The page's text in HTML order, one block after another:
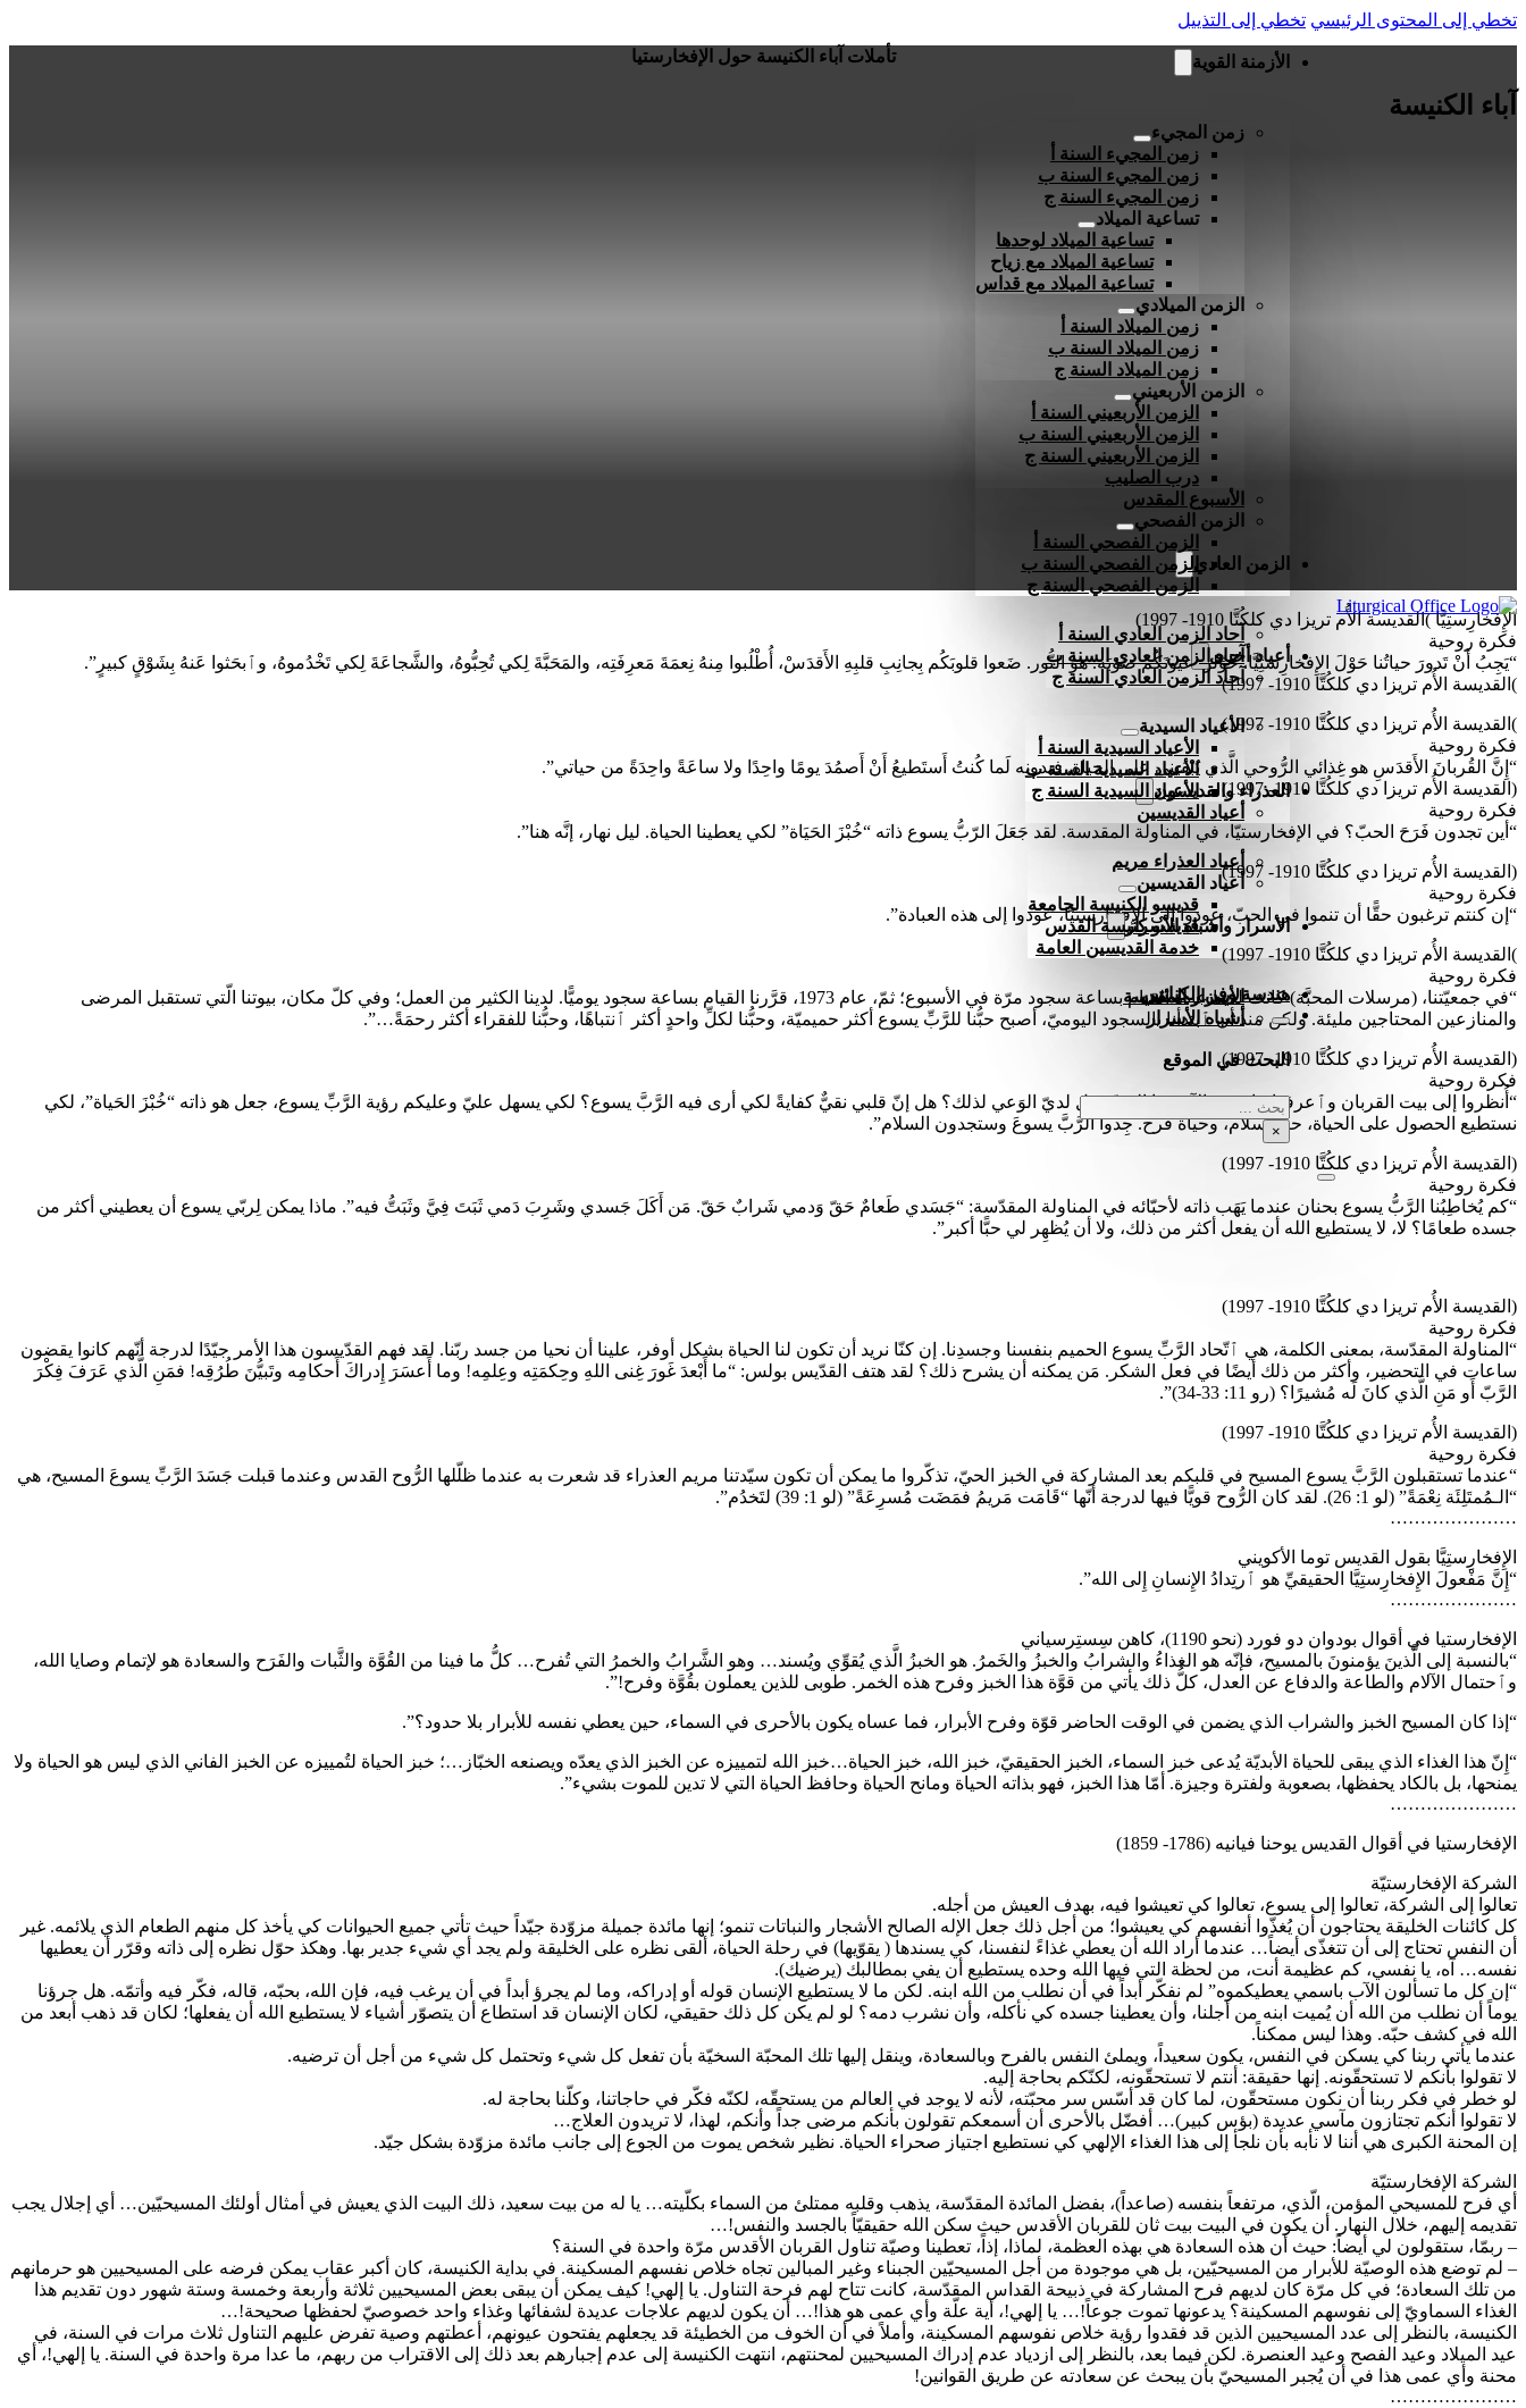
تخطي إلى المحتوى الرئيسي تخطي إلى التذييل
الأزمنة القوية
زمن المجيء
زمن المجيء السنة أ
زمن المجيء السنة ب
زمن المجيء السنة ج
تساعية الميلاد
تساعية الميلاد لوحدها
تساعية الميلاد مع زياح
تساعية الميلاد مع قداس
الزمن الميلادي
زمن الميلاد السنة أ
زمن الميلاد السنة ب
زمن الميلاد السنة ج
الزمن الأربعيني
الزمن الأربعيني السنة أ
الزمن الأربعيني السنة ب
الزمن الأربعيني السنة ج
درب الصليب
الأسبوع المقدس
الزمن الفصحي
الزمن الفصحي السنة أ
الزمن الفصحي السنة ب
الزمن الفصحي السنة ج
الزمن العادي
آحاد الزمن العادي السنة أ
آحاد الزمن العادي السنة ب
آحاد الزمن العادي السنة ج
أعياد أخرى
الأعياد السيدية
الأعياد السيدية السنة أ
الأعياد السيدية السنة ب
الأعياد السيدية السنة ج
أعياد القديسين
العذراء والقديسون
أعياد العذراء مريم
أعياد القديسين
قديسو الكنيسة الجامعة
قديسو كنيسة القدس
خدمة القديسين العامة
الأسرار وأشباه الأسرار
الأسرار المقدسة
أشباه الأسرار
هندسة وفن الكنائس
البحث في الموقع
بحث
×
تأملات آباء الكنيسة حول الإفخارستيا
آباء الكنيسة
الإِفخارِستِيَّا )القديسة الأُم تريزا دي كلكُتَّا 1910- 1997)
فكرة روحية
“يَجِبُ أَنْ تَدورَ حياتُنا حَوْلَ الإِفخارِستِيَّا. حَوِّلوا عيونَكُم صَوْبَه. هوَ النُّور. ضَعوا قلوبَكُم بِجانِبِ قلبِهِ الأَقدَسْ، أُطْلُبوا مِنهُ نِعمَةَ مَعرِفَتِه، والمَحَبَّةَ لِكي تُحِبُّوهُ، والشَّجاعَةَ لِكي تَخْدُموهُ، وٱبحَثوا عَنهُ بِشَوْقٍ كبيرٍ”.
)القديسة الأُم تريزا دي كلكُتَّا 1910- 1997)
)القديسة الأُم تريزا دي كلكُتَّا 1910- 1997)
فكرة روحية
“إِنَّ القُربانَ الأَقدَسِ هو غِذائي الرُّوحي الَّذي يُبْقيني على الحياة. فبدونِه لَما كُنتُ أَستَطيعُ أَنْ أَصمُدَ يومًا واحِدًا ولا ساعَةً واحِدَةً من حياتي”.
(القديسة الأُم تريزا دي كلكُتَّا 1910- 1997)
فكرة روحية
“أين تجدون فَرَحَ الحبّ؟ في الإفخارستيّا، في المناولة المقدسة. لقد جَعَلَ الرّبُّ يسوع ذاته “خُبْزَ الحَيَاة” لكي يعطينا الحياة. ليل نهار، إنَّه هنا”.
(القديسة الأُم تريزا دي كلكُتَّا 1910- 1997)
فكرة روحية
“إن كنتم ترغبون حقًّا أن تنموا في الحبّ، عودوا إلى الإفخارستيّا، عودوا إلى هذه العبادة”.
)القديسة الأُم تريزا دي كلكُتَّا 1910- 1997)
فكرة روحية
“في جمعيّتنا، (مرسلات المحبَّة) كانت لدينا عادة القيام بساعة سجود مرّة في الأسبوع؛ ثمّ، عام 1973، قرَّرنا القيام بساعة سجود يوميًّا. لدينا الكثير من العمل؛ وفي كلّ مكان، بيوتنا الّتي تستقبل المرضى
والمنازعين المحتاجين مليئة. ولكن منذ أن ٱبتدأنا بالسجود اليوميّ، أصبح حبُّنا للرَّبِّ يسوع أكثر حميميّة، وحبُّنا لكلِّ واحدٍ أكثر ٱنتباهًا، وحبُّنا للفقراء أكثر رحمَةً…”.
(القديسة الأُم تريزا دي كلكُتَّا 1910- 1997)
فكرة روحية
“أُنظروا إلى بيت القربان وٱعرفوا ما يعنيه الآن هذا الحبّ. هل لديّ الوَعي لذلك؟ هل إنّ قلبي نقيٌّ كفايةً لكي أرى فيه الرَّبَّ يسوع؟ لكي يسهل عليّ وعليكم رؤية الرَّبِّ يسوع، جعل هو ذاته “خُبْزَ الحَياة”، لكي
نستطيع الحصول على الحياة، حياة سلام، وحياة فرح. جِدوا الرَّبَّ يسوعَ وستجدون السلام”.
(القديسة الأُم تريزا دي كلكُتَّا 1910- 1997)
فكرة روحية
“كم يُخاطِبُنا الرَّبُّ يسوع بحنان عندما يَهَب ذاته لأحبّائه في المناولة المقدّسة: “جَسَدي طَعامٌ حَقّ وَدمي شَرابٌ حَقّ. مَن أَكَلَ جَسدي وشَرِبَ دَمي ثَبَتَ فِيَّ وثَبَتُّ فيه”. ماذا يمكن لِربّي يسوع أن يعطيني أكثر من
جسده طعامًا؟ لا، لا يستطيع الله أن يفعل أكثر من ذلك، ولا أن يُظهِر لي حبًّا أكبر”.
(القديسة الأُم تريزا دي كلكُتَّا 1910- 1997)
فكرة روحية
“المناولة المقدّسة، بمعنى الكلمة، هي ٱتّحاد الرَّبِّ يسوع الحميم بنفسنا وجسدِنا. إن كنّا نريد أن تكون لنا الحياة بشكل أوفر، علينا أن نحيا من جسد ربّنا. لقد فهم القدّيسون هذا الأمر جيّدًا لدرجة أنّهم كانوا يقضون
ساعات في التحضير، وأكثر من ذلك أيضًا في فعل الشكر. مَن يمكنه أن يشرح ذلك؟ لقد هتف القدّيس بولس: “ما أَبْعدَ غَورَ غِنى اللهِ وحِكمَتِه وعِلمِه! وما أَعسَرَ إِدراكَ أَحكامِه وتَبيُّنَ طُرُقِه! فمَنِ الَّذي عَرَفَ فِكْرَ
الرَّبّ أَو مَنِ الَّذي كانَ لَه مُشيرًا؟ (رو 11: 33-34)”.
(القديسة الأُم تريزا دي كلكُتَّا 1910- 1997)
فكرة روحية
“عندما تستقبلون الرَّبَّ يسوع المسيح في قلبكم بعد المشاركة في الخبز الحيّ، تذكّروا ما يمكن أن تكون سيّدتنا مريم العذراء قد شعرت به عندما ظلّلها الرُّوح القدس وعندما قبلت جَسَدَ الرَّبِّ يسوعَ المسيح، هي
“الـمُمتَلِئَة نِعْمَةً” (لو 1: 26). لقد كان الرُّوح قويًّا فيها لدرجة أنّها “قَامَت مَريمُ فمَضَت مُسرِعَةً” (لو 1: 39) لتَخدُم”.
…………………
الإِفخارِستِيَّا بقول القديس توما الأكويني
“إِنَّ مَفْعولَ الإِفخارِستِيَّا الحقيقيِّ هو ٱرتِدادُ الإِنسانِ إِلى الله”.
…………………
الإفخارستيا في أقوال بودوان دو فورد (نحو 1190)، كاهن سِستِرسياني
“بالنسبة إلى الَّذينَ يؤمنونَ بالمسيح، فإنّه هو الغذاءُ والشرابُ والخبزُ والخَمرُ. هو الخبزُ الَّذي يُقوِّي ويُسند… وهو الشَّرابُ والخمرُ التي تُفرح… كلُّ ما فينا من القُوَّة والثَّبات والفَرَح والسعادة هو لإتمام وصايا الله،
وٱحتمال الآلام والطاعة والدفاع عن العدل، كلُّ ذلك يأتي من قوَّة هذا الخبز وفرح هذه الخمر. طوبى للذين يعملون بقُوَّة وفرح!”.
“إذا كان المسيح الخبز والشراب الذي يضمن في الوقت الحاضر قوّة وفرح الأبرار، فما عساه يكون بالأحرى في السماء، حين يعطي نفسه للأبرار بلا حدود؟”.
“إِنّ هذا الغذاء الذي يبقى للحياة الأبديّة يُدعى خبز السماء، الخبز الحقيقيّ، خبز الله، خبز الحياة…خبز الله لتمييزه عن الخبز الذي يعدّه ويصنعه الخبّاز…؛ خبز الحياة لتُمييزه عن الخبز الفاني الذي ليس هو الحياة ولا
يمنحها، بل بالكاد يحفظها، بصعوبة ولفترة وجيزة. أمّا هذا الخبز، فهو بذاته الحياة ومانح الحياة وحافظ الحياة التي لا تدين للموت بشيء”.
…………………
الإفخارستيا في أقوال القديس يوحنا فيانيه (1786- 1859)
الشركة الإفخارستيّة
تعالوا إلى الشركة، تعالوا إلى يسوع، تعالوا كي تعيشوا فيه، بهدف العيش من أجله.
كل كائنات الخليقة يحتاجون أن يُغذّوا أنفسهم كي يعيشوا؛ من أجل ذلك جعل الإله الصالح الأشجار والنباتات تنمو؛ إنها مائدة جميلة مزوّدة جيّداً حيث تأتي جميع الحيوانات كي يأخذ كل منهم الطعام الذي يلائمه. غير
أن النفس تحتاج إلى أن تتغذّى أيضاً… عندما أراد الله أن يعطي غذاءً لنفسنا، كي يسندها ( يقوّيها) في رحلة الحياة، ألقى نظره على الخليقة ولم يجد أي شيء جدير بها. وهكذ حوّل نظره إلى ذاته وقرّر أن يعطيها
نفسه… آه، يا نفسي، كم عظيمة أنت، من لحظة التي فيها الله وحده يستطيع أن يفي بمطالبك (يرضيك).
“إن كل ما تسألون الآب باسمي يعطيكموه” لم نفكّر أبداً في أن نطلب من الله ابنه. لكن ما لا يستطيع الإنسان قوله أو إدراكه، وما لم يجرؤ أبداً في أن يرغب فيه، فإن الله، بحبّه، قاله، فكّر فيه وأتمّه. هل جرؤنا
يوماً أن نطلب من الله أن يُميت ابنه من أجلنا، وأن يعطينا جسده كي نأكله، وأن نشرب دمه؟ لو لم يكن كل ذلك حقيقي، لكان الإنسان قد استطاع أن يتصوّر أشياء لا يستطيع الله أن يفعلها؛ لكان قد ذهب أبعد من
الله في كشف حبّه. وهذا ليس ممكناً.
عندما يأتي ربنا كي يسكن في النفس، يكون سعيداً، ويملئ النفس بالفرح وبالسعادة، وينقل إليها تلك المحبّة السخيّة بأن تفعل كل شيء وتحتمل كل شيء من أجل أن ترضيه.
لا تقولوا بأنكم لا تستحقّونه. إنها حقيقة: أنتم لا تستحقّونه، لكنّكم بحاجة إليه.
لو خطر في فكر ربنا أن نكون مستحقّون، لما كان قد أسّس سر محبّته، لأنه لا يوجد في العالم من يستحقّه، لكنّه فكّر في حاجاتنا، وكلّنا بحاجة له.
لا تقولوا أنكم تجتازون مآسي عديدة (بؤس كبير)… أفضّل بالأحرى أن أسمعكم تقولون بأنكم مرضى جداً وأنكم، لهذا، لا تريدون العلاج…
إن المحنة الكبرى هي أننا لا نأبه بأن نلجأ إلى هذا الغذاء الإلهي كي نستطيع اجتياز صحراء الحياة. نظير شخص يموت من الجوع إلى جانب مائدة مزوّدة بشكل جيّد.
الشركة الإفخارستيّة
أي فرح للمسيحي المؤمن، الّذي، مرتفعاً بنفسه (صاعداً)، بفضل المائدة المقدّسة، يذهب وقلبه ممتلئ من السماء بكلّيته… يا له من بيت سعيد، ذلك البيت الذي يعيش في أمثال أولئك المسيحيّين… أي إجلال يجب
تقديمه إليهم، خلال النهار. أن يكون في البيت بيت ثان للقربان الأقدس حيث سكن الله حقيقيّاً بالجسد والنفس!…
– ربمّا، ستقولون لي أيضاً: حيث أن هذه السعادة هي بهذه العظمة، لماذا، إذاً، تعطينا وصيّة تناول القربان الأقدس مرّة واحدة في السنة؟
– لم توضع هذه الوصيّة للأبرار من المسيحيّين، بل هي موجودة من أجل المسيحيّين الجبناء وغير المبالين تجاه خلاص نفسهم المسكينة. في بداية الكنيسة، كان أكبر عقاب يمكن فرضه على المسيحيين هو حرمانهم
من تلك السعادة؛ في كل مرّة كان لديهم فرح المشاركة في ذبيحة القداس المقدّسة، كانت تتاح لهم فرحة التناول. يا إلهي! كيف يمكن أن يبقى بعض المسيحيين ثلاثة وأربعة وخمسة وستة شهور دون تقديم هذا
الغذاء السماويّ إلى نفوسهم المسكينة؟ يدعونها تموت جوعاً!… يا إلهي!، أية علّة وأي عمى هو هذا!… أن يكون لديهم علاجات عديدة لشفائها وغذاء واحد خصوصيّ لحفظها صحيحة!…
الكنيسة، بالنظر إلى عدد المسيحيين الذين قد فقدوا رؤية خلاص نفوسهم المسكينة، وأملاً في أن الخوف من الخطيئة قد يجعلهم يفتحون عيونهم، أعطتهم وصية تفرض عليهم التناول ثلاث مرات في السنة، في
عيد الميلاد وعيد الفصح وعيد العنصرة. لكن فيما بعد، بالنظر إلى ازدياد عدم إدراك المسيحيين لمحنتهم، انتهت الكنيسة إلى عدم إجبارهم بعد ذلك إلى الاقتراب من ربهم، ما عدا مرة واحدة في السنة. يا إلهي!، أي
محنة وأي عمى هذا في أن يُجبر المسيحيّ بأن يبحث عن سعادته عن طريق القوانين!
…………………